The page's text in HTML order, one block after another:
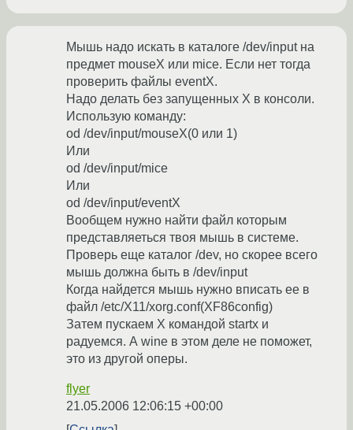
Мышь надо искать в каталоге /dev/input на
предмет mouseX или mice. Если нет тогда
проверить файлы eventX.
Надо делать без запущенных X в консоли.
Использую команду:
od /dev/input/mouseX(0 или 1)
Или
od /dev/input/mice
Или
od /dev/input/eventX
Вообщем нужно найти файл которым
представляеться твоя мышь в системе.
Проверь еще каталог /dev, но скорее всего
мышь должна быть в /dev/input
Когда найдется мышь нужно вписать ее в
файл /etc/X11/xorg.conf(XF86config)
Затем пускаем X командой startx и
радуемся. А wine в этом деле не поможет,
это из другой оперы.
flyer
21.05.2006 12:06:15 +00:00